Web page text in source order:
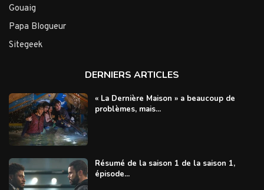
Gouaig
Papa Blogueur
Sitegeek
DERNIERS ARTICLES
« La Dernière Maison » a beaucoup de
problèmes, mais...
Résumé de la saison 1 de la saison 1,
épisode...